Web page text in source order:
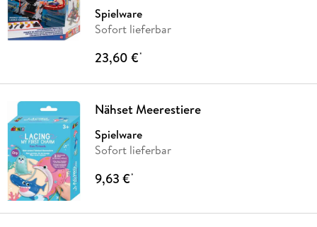
Spielware
Sofort lieferbar
23,60 €*
Nähset Meerestiere
Spielware
Sofort lieferbar
9,63 €*